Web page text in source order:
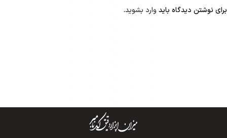
برای نوشتن دیدگاه بایدوارد بشوید.